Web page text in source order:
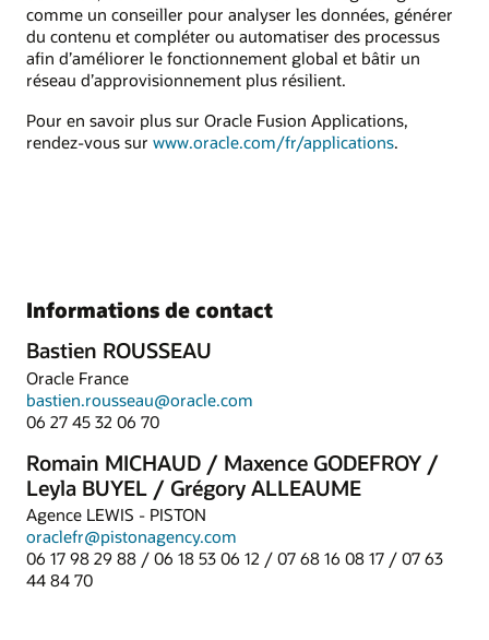
comme un conseiller pour analyser les données, générer
du contenu et compléter ou automatiser des processus
afin d’améliorer le fonctionnement global et bâtir un
réseau d’approvisionnement plus résilient.
Pour en savoir plus sur Oracle Fusion Applications,
rendez-vous sur www.oracle.com/fr/applications.
Informations de contact
Bastien ROUSSEAU
Oracle France
bastien.rousseau@oracle.com
06 27 45 32 06 70
Romain MICHAUD / Maxence GODEFROY /
Leyla BUYEL / Grégory ALLEAUME
Agence LEWIS - PISTON
oraclefr@pistonagency.com
06 17 98 29 88 / 06 18 53 06 12 / 07 68 16 08 17 / 07 63
44 84 70